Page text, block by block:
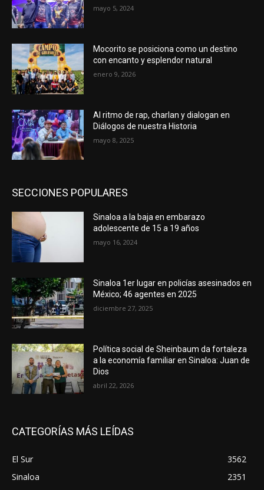
mayo 5, 2024
Mocorito se posiciona como un destino
con encanto y esplendor natural
enero 9, 2026
Al ritmo de rap, charlan y dialogan en
Diálogos de nuestra Historia
mayo 8, 2025
SECCIONES POPULARES
Sinaloa a la baja en embarazo
adolescente de 15 a 19 años
mayo 16, 2024
Sinaloa 1er lugar en policías asesinados en
México; 46 agentes en 2025
diciembre 27, 2025
Política social de Sheinbaum da fortaleza
a la economía familiar en Sinaloa: Juan de
Dios
abril 22, 2026
CATEGORÍAS MÁS LEÍDAS
El Sur
3562
Sinaloa
2351